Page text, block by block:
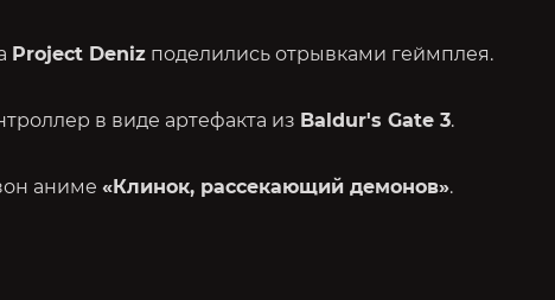
Project Deniz поделились отрывками геймплея.
в виде артефакта из Baldur's Gate 3.
аниме «Клинок, рассекающий демонов».